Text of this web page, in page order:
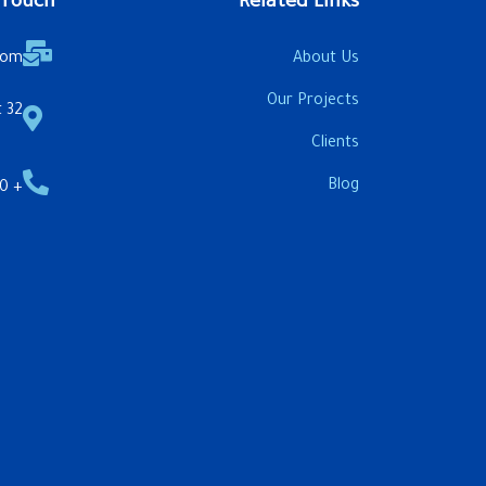
About Us
Our Projects
Clients
Blog
32 Aswan & Ahmed Maher St.
+ 20 1222 4343 22